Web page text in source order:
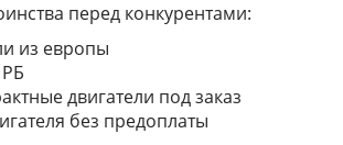
перед конкурентами:
из европы
двигатели под заказ
без предоплаты